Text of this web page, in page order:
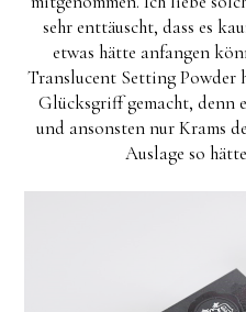
sehr enttäuscht, dass es
etwas hätte anfangen
Translucent Setting Powder
Glücksgriff gemacht, denn
und ansonsten nur Krams
Auslage so